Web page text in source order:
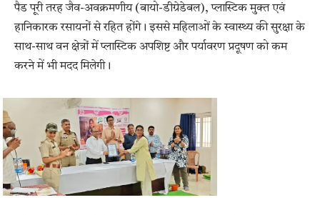
पैड पूरी तरह जैव-अवक्रमणीय (बायो-डीग्रेडेबल), प्लास्टिक मुक्त एवं
हानिकारक रसायनों से रहित होंगे। इससे महिलाओं के स्वास्थ्य की सुरक्षा के
साथ-साथ वन क्षेत्रों में प्लास्टिक अपशिष्ट और पर्यावरण प्रदूषण को कम
करने में भी मदद मिलेगी।